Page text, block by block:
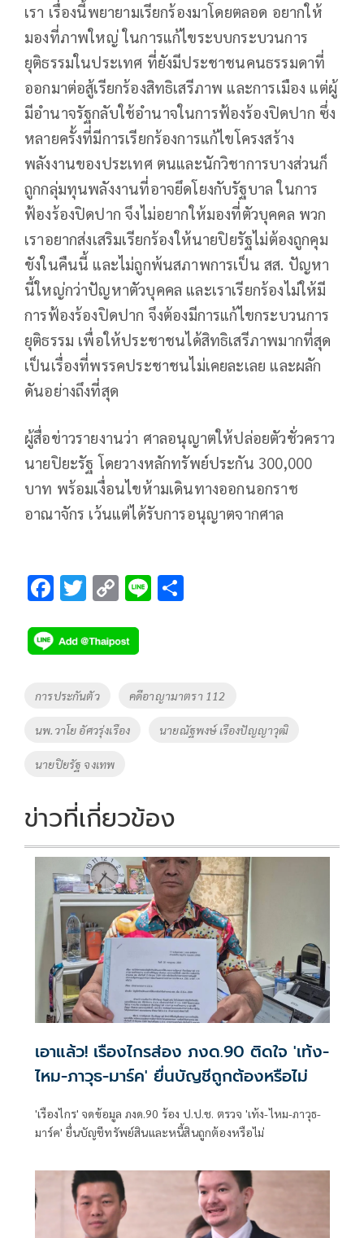
เรา เรื่องนี้พยายามเรียกร้องมาโดยตลอด อยากให้
มองที่ภาพใหญ่ ในการแก้ไขระบบกระบวนการ
ยุติธรรมในประเทศ ที่ยังมีประชาชนคนธรรมดาที่
ออกมาต่อสู้เรียกร้องสิทธิเสรีภาพ และการเมือง แต่ผู้
มีอำนาจรัฐกลับใช้อำนาจในการฟ้องร้องปิดปาก ซึ่ง
หลายครั้งที่มีการเรียกร้องการแก้ไขโครงสร้าง
พลังงานของประเทศ ตนและนักวิชาการบางส่วนก็
ถูกกลุ่มทุนพลังงานที่อาจยึดโยงกับรัฐบาล ในการ
ฟ้องร้องปิดปาก จึงไม่อยากให้มองที่ตัวบุคคล พวก
เราอยากส่งเสริมเรียกร้องให้นายปิยรัฐไม่ต้องถูกคุม
ขังในคืนนี้ และไม่ถูกพ้นสภาพการเป็น สส. ปัญหา
นี้ใหญ่กว่าปัญหาตัวบุคคล และเราเรียกร้องไม่ให้มี
การฟ้องร้องปิดปาก จึงต้องมีการแก้ไขกระบวนการ
ยุติธรรม เพื่อให้ประชาชนได้สิทธิเสรีภาพมากที่สุด
เป็นเรื่องที่พรรคประชาชนไม่เคยละเลย และผลัก
ดันอย่างถึงที่สุด
ผู้สื่อข่าวรายงานว่า ศาลอนุญาตให้ปล่อยตัวชั่วคราว
นายปิยะรัฐ โดยวางหลักทรัพย์ประกัน 300,000
บาท พร้อมเงื่อนไขห้ามเดินทางออกนอกราช
อาณาจักร เว้นแต่ได้รับการอนุญาตจากศาล
F
e
b
o
o
k
T
tt
er
C
p
y
Li
n
k
Li
Tags
การประกันตัว คดีอาญามาตรา 112
นพ.วาโย อัศวรุ่งเรือง นายณัฐพงษ์ เรืองปัญญาวุฒิ
นายปิยรัฐ จงเทพ
ข่าวที่เกี่ยวข้อง
เอาแล้ว! เรืองไกรส่อง ภงด.90 ติดใจ 'เท้ง-
ไหม-ภาวุธ-มาร์ค' ยื่นบัญชีถูกต้องหรือไม่
'เรืองไกร' จดข้อมูล ภงด.90 ร้อง ป.ป.ช. ตรวจ 'เท้ง-ไหม-ภาวุธ-
มาร์ค' ยื่นบัญชีทรัพย์สินและหนี้สินถูกต้องหรือไม่